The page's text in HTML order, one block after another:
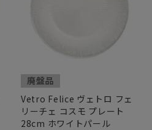
廃盤品
Vetro Felice ヴェトロ フェ
リーチェ コスモ プレート
28cm ホワイトパール